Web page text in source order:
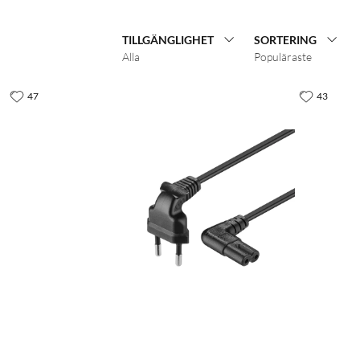
TILLGÄNGLIGHET
Alla
SORTERING
Populäraste
47 43